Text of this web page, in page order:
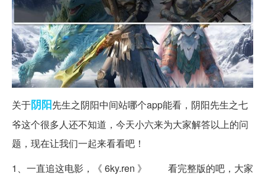
关于阴阳先生之阴阳中间站哪个app能看，阴阳先生之七
爷这个很多人还不知道，今天小六来为大家解答以上的问
题，现在让我们一起来看看吧！
1、一直追这电影，《 6ky.ren 》 看完整版的吧，大家